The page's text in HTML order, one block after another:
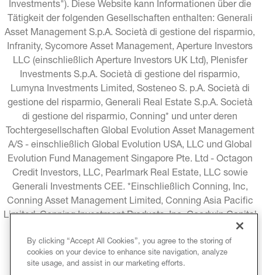
Investments"). Diese Website kann Informationen über die
Tätigkeit der folgenden Gesellschaften enthalten: Generali
Asset Management S.p.A. Società di gestione del risparmio,
Infranity, Sycomore Asset Management, Aperture Investors
LLC (einschließlich Aperture Investors UK Ltd), Plenisfer
Investments S.p.A. Società di gestione del risparmio,
Lumyna Investments Limited, Sosteneo S. p.A. Società di
gestione del risparmio, Generali Real Estate S.p.A. Società
di gestione del risparmio, Conning* und unter deren
Tochtergesellschaften Global Evolution Asset Management
A/S - einschließlich Global Evolution USA, LLC und Global
Evolution Fund Management Singapore Pte. Ltd - Octagon
Credit Investors, LLC, Pearlmark Real Estate, LLC sowie
Generali Investments CEE. *Einschließlich Conning, Inc,
Conning Asset Management Limited, Conning Asia Pacific
Limited, Conning Investment Products, Inc, Goodwin Capital
RECHTLICHE HINWEISE COOKIE-RICHTLINIE
By clicking “Accept All Cookies”, you agree to the storing of
cookies on your device to enhance site navigation, analyze
site usage, and assist in our marketing efforts.